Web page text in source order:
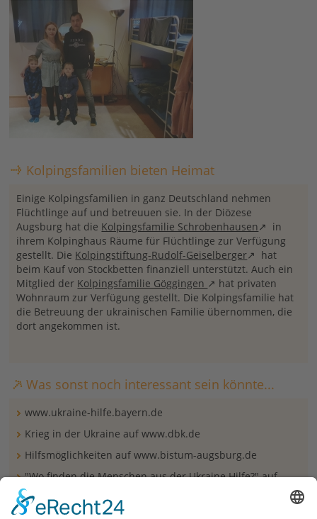
Kolpingsfamilien bieten Heimat
Einige Kolpingsfamilien in ganz Deutschland nehmen
Flüchtlinge auf und betreuuen sie. In der Diözese
Augsburg hat die Kolpingsfamilie Schrobenhausen
in
ihrem Kolpinghaus Räume für Flüchtlinge zur Verfügung
gestellt. Die Kolpingstiftung-Rudolf-Geiselberger
hat
beim Kauf von Stockbetten finanziell unterstützt. Auch ein
Mitglied der Kolpingsfamilie Göggingen
hat privaten
Wohnraum zur Verfügung gestellt. Die Kolpingsfamilie hat
die Betreuung der ukrainischen Familie übernommen, die
dort angekommen ist.
Was sonst noch interessant sein könnte...
www.ukraine-hilfe.bayern.de
Krieg in der Ukraine auf www.dbk.de
Hilfsmöglichkeiten auf www.bistum-augsburg.de
"Wo finden die Menschen aus der Ukraine Hilfe?" auf
www.caritas-augsburg.de
Fürbitte für Karfreitag angesichts des Krieges in der